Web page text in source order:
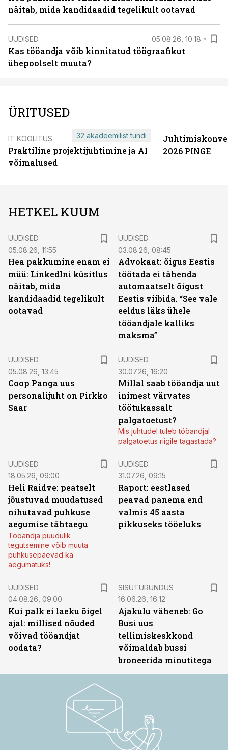
näitab, mida kandidaadid tegelikult ootavad
UUDISED 05.08.26, 10:18
Kas tööandja võib kinnitatud töögraafikut
ühepoolselt muuta?
ÜRITUSED
IT KOOLITUS
Praktiline projektijuhtimine ja AI
võimalused
32 akadeemilist tundi
2026 PINGE
HETKEL KUUM
UUDISED
05.08.26, 11:55
Hea pakkumine enam ei
müü: LinkedIni küsitlus
näitab, mida
kandidaadid tegelikult
ootavad
UUDISED
03.08.26, 08:45
Advokaat: õigus Eestis
töötada ei tähenda
automaatselt õigust
Eestis viibida. “See vale
eeldus läks ühele
tööandjale kalliks
maksma”
UUDISED
05.08.26, 13:45
Coop Panga uus
personalijuht on Pirkko
Saar
UUDISED
30.07.26, 16:20
Millal saab tööandja uut
inimest värvates
töötukassalt
palgatoetust?
Mis juhtudel tuleb tööandjal
palgatoetus riigile tagastada?
UUDISED
18.05.26, 09:00
Heli Raidve: peatselt
jõustuvad muudatused
nihutavad puhkuse
aegumise tähtaegu
Tööandja puudulik
tegutsemine võib muuta
puhkusepäevad ka
aegumatuks!
UUDISED
31.07.26, 09:15
Raport: eestlased
peavad panema end
valmis 45 aasta
pikkuseks tööeluks
UUDISED
04.08.26, 09:00
Kui palk ei laeku õigel
ajal: millised nõuded
võivad tööandjat
oodata?
SISUTURUNDUS
16.06.26, 16:12
Ajakulu väheneb: Go
Busi uus
tellimiskeskkond
võimaldab bussi
broneerida minutitega